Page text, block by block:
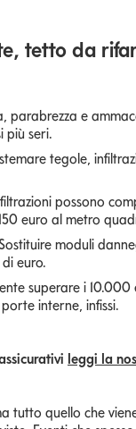
tetto da
parabrezza e
più seri.
tegole,
possono
euro al metro
moduli
euro.
superare i
interne, infissi.
leggi la
tutto quello che